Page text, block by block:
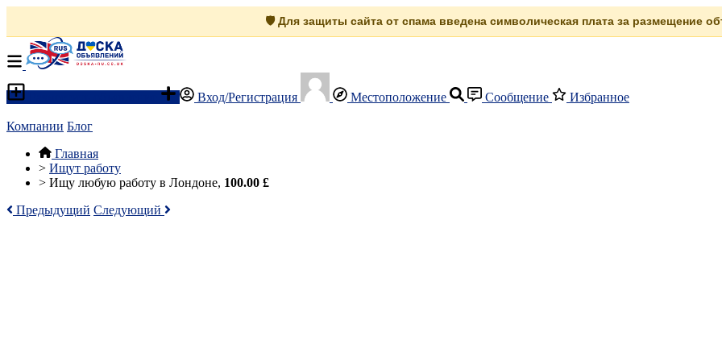
🛡️ Для защиты сайта от спама введена символическая плата за размещение
Вход/Регистрация Местоположение Сообщение Избранное
Компании Блог
Главная
> Ищут работу
> Ищу любую работу в Лондоне, 100.00 £
Предыдущий Следующий